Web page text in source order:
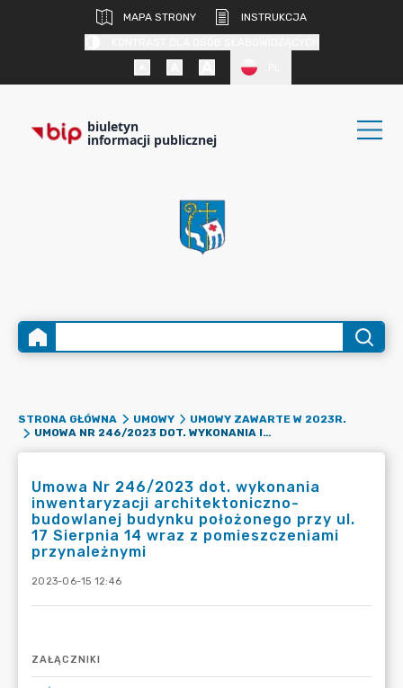
MAPA STRONY
INSTRUKCJA
biuletyn
informacji publicznej
STRONA GŁÓWNA UMOWY
UMOWY ZAWARTE W 2023R.
UMOWA NR 246/2023 DOT. WYKONANIA INWENTARYZACJI ARCHITEKTONICZNO-BUDOWLANEJ BUDYNKU POŁOŻONEGO PRZY UL. 17 SIERPNIA 14 WRAZ Z POMIESZCZENIAMI PRZYNALEŻNYMI
Umowa Nr 246/2023 dot. wykonania
inwentaryzacji architektoniczno-
budowlanej budynku położonego przy ul.
17 Sierpnia 14 wraz z pomieszczeniami
przynależnymi
2023-06-15 12:46
ZAŁĄCZNIKI